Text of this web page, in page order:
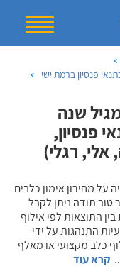
פנסיון ברמת ישי
שנה
פנסיון,
רגלי)
על מחירון אימון כלבים
טוב תודה ניתן לקבל
התוצאות לפי אילוף
התנהגות על ידי
כלב מקצועי או מאלף
קרא עוד